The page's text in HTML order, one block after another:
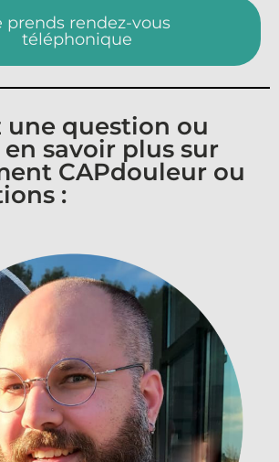
prends rendez-vous
téléphonique
une question ou
savoir plus sur
CAPdouleur ou
: